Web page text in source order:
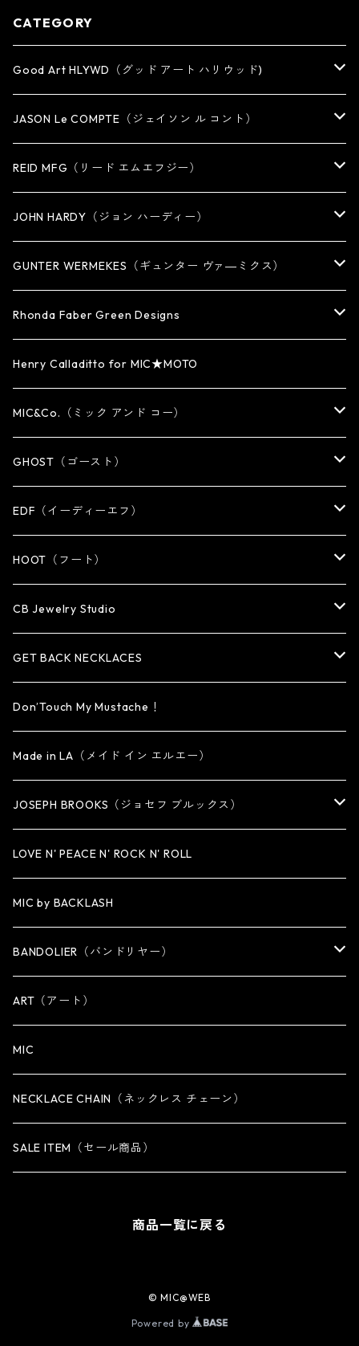
CATEGORY
Good Art HLYWD（グッド アート ハリウッド)
RING
EARRING・EAR CUFF
PENDANT
BRACELET
WATCH BAND
CUFF・BUNGLE
NECKLACE
KEY CHAIN
WALLET CHAIN
WALLET・CARD CASE
HAT・CAP
OTHER
JASON Le COMPTE（ジェイソン ル コント）
NECKLACE
BRACELET
KEY CHAIN
REID MFG（リード エムエフジー）
RING
EARRING
PENDANT
BRACELET/CUFF
NECKLACE
WALLET
WALLET CHAIN
KEY CHAIN
OTHER ITEM
reMIC
JOHN HARDY（ジョン ハーディー）
RING
BRACELET
PENDANT / NECKLACE
GUNTER WERMEKES（ギュンター ヴァ―ミクス）
RING
PENDANT / NECKLACE
EARRING
OTHER
Rhonda Faber Green Designs
RING
PENDANT
EARRING
Henry Calladitto for MIC★MOTO
MIC&Co.（ミック アンド コー）
RING
EARRING
PENDANT
NECKLACE
BRACELET
KEY CHAIN
OTHER
GHOST（ゴースト）
RING
EARRING
PENDANT
NECKLACE
BRACELET
CUFF
KEY CHAIN
WALLET CHAIN
WALLET
OTHER
EDF（イーディーエフ）
RING
PENDANT
CUFF・BANGLE
HOOT（フート）
RING
EARRING
PENDANT
BRACELET
CUFF・BANGLE
NECKLACE
KEY CHAIN
WALLET CHAIN
OTHER
CB Jewelry Studio
RING
EARRING・EAR CUFF
PENDANT
NECKLACE
BRACELET
GET BACK NECKLACES
ORIGINAL COLLECTION
SMALL
MEDIUM
Don’Touch My Mustache！
Made in LA（メイド イン エルエー）
JOSEPH BROOKS（ジョセフ ブルックス）
BRACELET
NECKLACE
LOVE N' PEACE N' ROCK N' ROLL
MIC by BACKLASH
BANDOLIER（バンドリヤー）
iPhone 14専用ケース
iPhone 14 Plus専用ケース
iPhone 14 Pro専用ケース
iPhone 14 Pro Max専用ケース
iPhone 13 Pro専用ケース
ART（アート）
MIC
NECKLACE CHAIN（ネックレス チェーン）
SALE ITEM（セール商品）
商品一覧に戻る
© MIC@WEB
Powered by